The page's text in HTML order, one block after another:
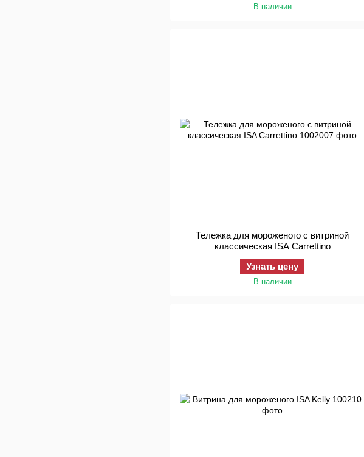
В наличии
Тележка для мороженого с витриной
классическая ISA Carrettino
Узнать цену
В наличии